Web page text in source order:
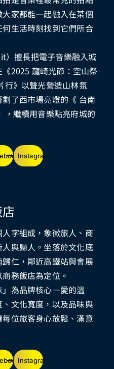
家都能一起融入在某個
生活時刻找到它們所合
）擅長把電子音樂融入城
2025 龍崎光節：空山祭
行》以聲光營造山林氛
了西市場亮燈的《 台南
，繼續用音樂點亮府城的
Instagram
人字組成，象徵旅人、商
與歸人。坐落於文化底
仁，鄰近高鐵站與會展
務飯店為定位。
」為品牌核心—愛的溫
文化寬度，以及品味與
位旅客身心放鬆、滿意
Instagram